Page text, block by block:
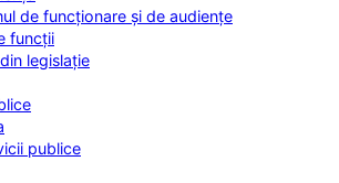
de funcționare și de audiențe
funcții
legislație
publice